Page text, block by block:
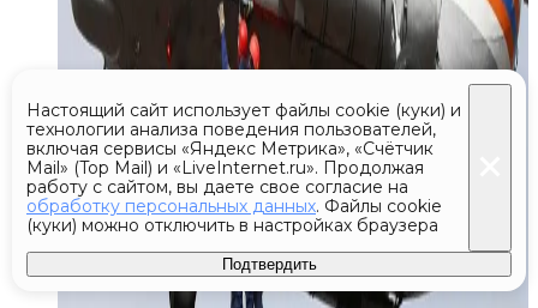
Настоящий сайт использует файлы cookie (куки) и
технологии анализа поведения пользователей,
включая сервисы «Яндекс Метрика», «Счётчик
Mail» (Top Mail) и «LiveInternet.ru». Продолжая
работу с сайтом, вы даете свое согласие на
обработку персональных данных. Файлы cookie
(куки) можно отключить в настройках браузера
Подтвердить